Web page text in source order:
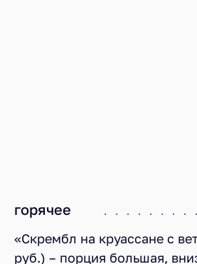
горячее
«Скрембл на круассане с
руб.) – порция большая,